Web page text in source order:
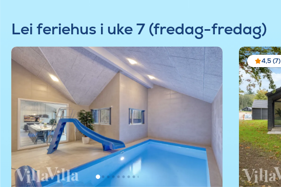
Lei feriehus i uke 7 (fredag-fredag)
4,5 (7)